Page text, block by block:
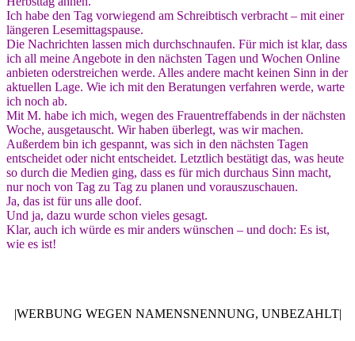
Ich habe den Tag vorwiegend am Schreibtisch verbracht – mit einer
längeren Lesemittagspause.
Die Nachrichten lassen mich durchschnaufen. Für mich ist klar, dass
ich all meine Angebote in den nächsten Tagen und Wochen Online
anbieten oderstreichen werde. Alles andere macht keinen Sinn in der
aktuellen Lage. Wie ich mit den Beratungen verfahren werde, warte
ich noch ab.
Mit M. habe ich mich, wegen des Frauentreffabends in der nächsten
Woche, ausgetauscht. Wir haben überlegt, was wir machen.
Außerdem bin ich gespannt, was sich in den nächsten Tagen
entscheidet oder nicht entscheidet. Letztlich bestätigt das, was heute
so durch die Medien ging, dass es für mich durchaus Sinn macht,
nur noch von Tag zu Tag zu planen und vorauszuschauen.
Ja, das ist für uns alle doof.
Und ja, dazu wurde schon vieles gesagt.
Klar, auch ich würde es mir anders wünschen – und doch: Es ist,
wie es ist!
|WERBUNG WEGEN NAMENSNENNUNG, UNBEZAHLT|